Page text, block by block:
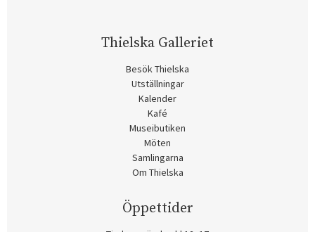
Thielska Galleriet
Besök Thielska
Utställningar
Kalender
Kafé
Museibutiken
Möten
Samlingarna
Om Thielska
Öppettider